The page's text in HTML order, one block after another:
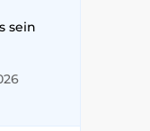
sein